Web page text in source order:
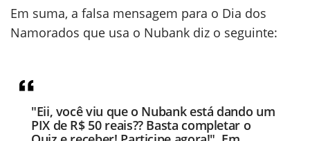
Em suma, a falsa mensagem para o Dia dos
Namorados que usa o Nubank diz o seguinte:
"Eii, você viu que o Nubank está dando um
PIX de R$ 50 reais?? Basta completar o